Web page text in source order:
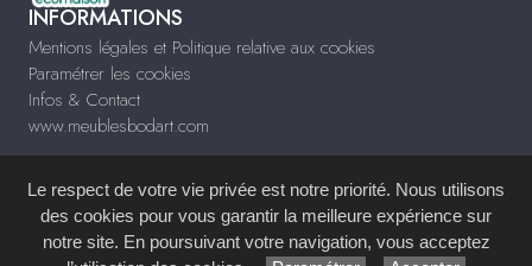
INFORMATIONS
Mentions légales et Politique relative aux cookies
Paramétrer les cookies
Infos & Contact
www.meublesbodart.com
Site réalisé avec leSystème de Gestion de Contenu (SGC)imagenia, créé et
Le respect de votre vie privée est notre priorité. Nous utilisons
des cookies pour vous garantir la meilleure expérience sur
notre site. En poursuivant votre navigation, vous acceptez